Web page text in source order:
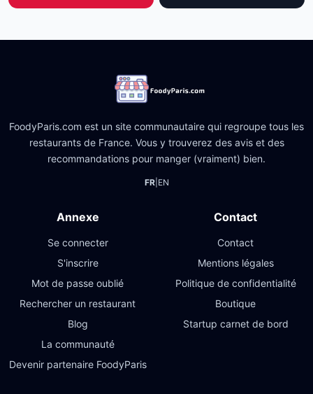
FoodyParis.com est un site communautaire qui regroupe tous les
restaurants de France. Vous y trouverez des avis et des
recommandations pour manger (vraiment) bien.
FR| EN
Annexe
Se connecter
S'inscrire
Mot de passe oublié
Rechercher un restaurant
Blog
La communauté
Devenir partenaire FoodyParis
Contact
Contact
Mentions légales
Politique de confidentialité
Boutique
Startup carnet de bord